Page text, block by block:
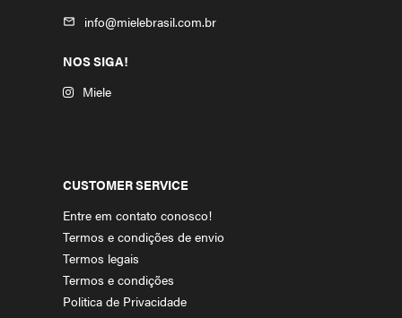
mail_outline info@mielebrasil.com.br
NOS SIGA!
Miele
CUSTOMER SERVICE
Entre em contato conosco!
Termos e condições de envio
Termos legais
Termos e condições
Politica de Privacidade